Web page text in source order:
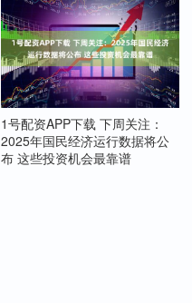
1号配资APP下载 下周关注：
2025年国民经济运行数据将公
布 这些投资机会最靠谱